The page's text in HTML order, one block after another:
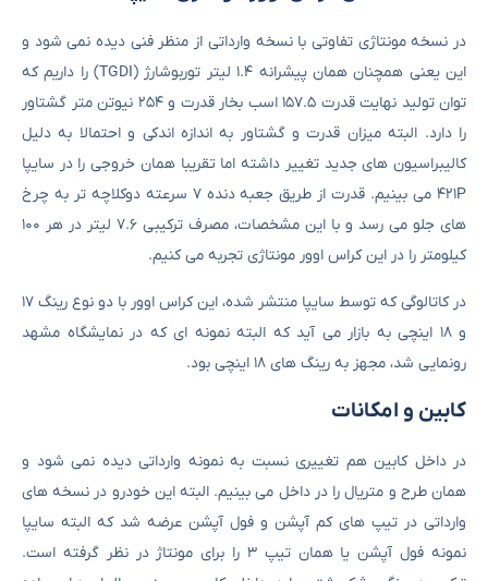
در نسخه مونتاژی تفاوتی با نسخه وارداتی از منظر فنی دیده نمی شود و
این یعنی همچنان همان پیشرانه ۱.۴ لیتر توربوشارژ (TGDI) را داریم که
توان تولید نهایت قدرت ۱۵۷.۵ اسب بخار قدرت و ۲۵۴ نیوتن متر گشتاور
را دارد. البته میزان قدرت و گشتاور به اندازه اندکی و احتمالا به دلیل
کالیبراسیون های جدید تغییر داشته اما تقریبا همان خروجی را در سایپا
۴۲۱P می بینیم. قدرت از طریق جعبه دنده ۷ سرعته دوکلاچه تر به چرخ
های جلو می رسد و با این مشخصات، مصرف ترکیبی ۷.۶ لیتر در هر ۱۰۰
کیلومتر را در این کراس اوور مونتاژی تجربه می کنیم.
در کاتالوگی که توسط سایپا منتشر شده، این کراس اوور با دو نوع رینگ ۱۷
و ۱۸ اینچی به بازار می آید که البته نمونه ای که در نمایشگاه مشهد
رونمایی شد، مجهز به رینگ های ۱۸ اینچی بود.
کابین و امکانات
در داخل کابین هم تغییری نسبت به نمونه وارداتی دیده نمی شود و
همان طرح و متریال را در داخل می بینیم. البته این خودرو در نسخه های
وارداتی در تیپ های کم آپشن و فول آپشن عرضه شد که البته سایپا
نمونه فول آپشن یا همان تیپ ۳ را برای مونتاژ در نظر گرفته است.